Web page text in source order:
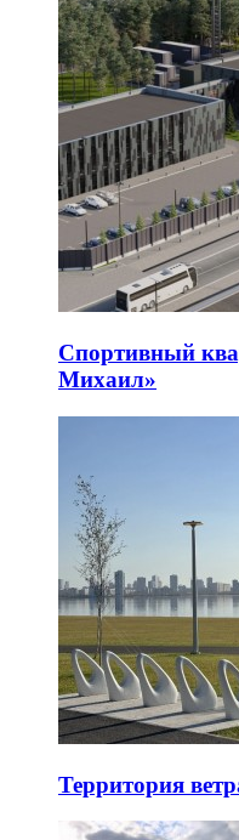
Спортивный
Михаил»
Территория